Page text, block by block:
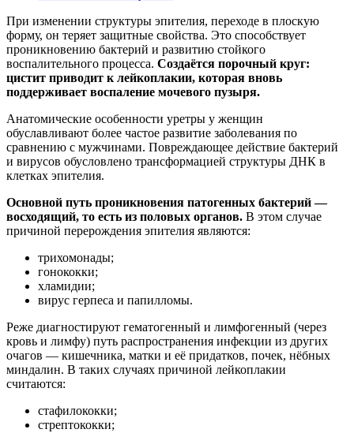
При изменении структуры эпителия, переходе в плоскую
форму, он теряет защитные свойства. Это способствует
проникновению бактерий и развитию стойкого
воспалительного процесса. Создаётся порочный круг:
цистит приводит к лейкоплакии, которая вновь
поддерживает воспаление мочевого пузыря.
Анатомические особенности уретры у женщин
обуславливают более частое развитие заболевания по
сравнению с мужчинами. Повреждающее действие бактерий
и вирусов обусловлено трансформацией структуры ДНК в
клетках эпителия.
Основной путь проникновения патогенных бактерий —
восходящий, то есть из половых органов. В этом случае
причиной перерождения эпителия являются:
трихомонады;
гонококки;
хламидии;
вирус герпеса и папилломы.
Реже диагностируют гематогенный и лимфогенный (через
кровь и лимфу) путь распространения инфекции из других
очагов — кишечника, матки и её придатков, почек, нёбных
миндалин. В таких случаях причиной лейкоплакии
считаются:
стафилококки;
стрептококки;